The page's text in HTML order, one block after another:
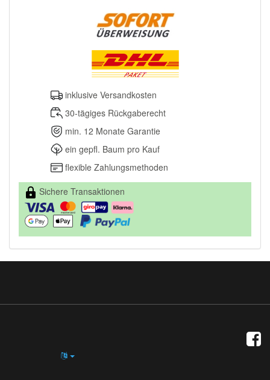
inklusive Versandkosten
30-tägiges Rückgaberecht
min. 12 Monate Garantie
ein gepfl. Baum pro Kauf
flexible Zahlungsmethoden
Sichere Transaktionen